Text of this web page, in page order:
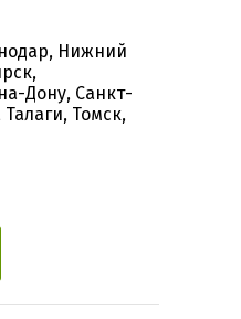
Нижний
Дону, Санкт-
Томск,